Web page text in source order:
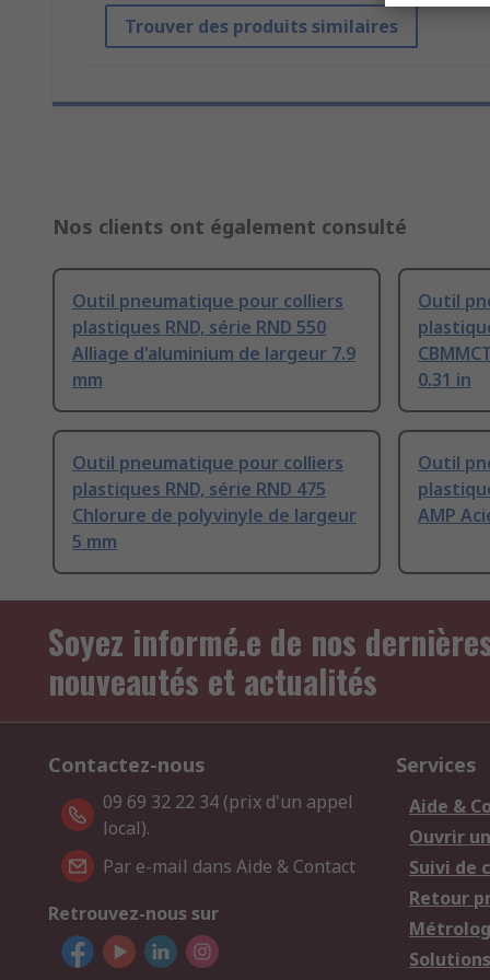
Trouver des produits similaires
Nos clients ont également consulté
Outil pneumatique pour colliers
plastiques RND, série RND 550
Alliage d'aluminium de largeur 7.9
mm
Outil
0.31 in
Outil pneumatique pour colliers
plastiques RND, série RND 475
Chlorure de polyvinyle de largeur
5 mm
Outil
AMP
Soyez informé.e de nos
nouveautés et actualités
Contactez-nous
09 69 32 22 34 (prix d'un appel
local).
Par e-mail dans Aide & Contact
Retrouvez-nous sur
Services
Aide &
Ouvrir
Suivi de
Retour